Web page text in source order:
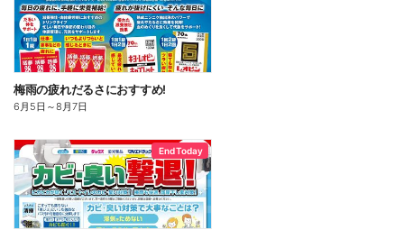
梅雨の疲れだるさにおすすめ!
6月5日 ～8月7日
End Today